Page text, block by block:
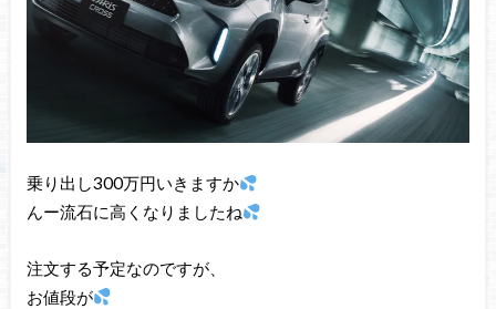
乗り出し300万円いきますか
んー流石に高くなりましたね
注文する予定なのですが、
お値段が